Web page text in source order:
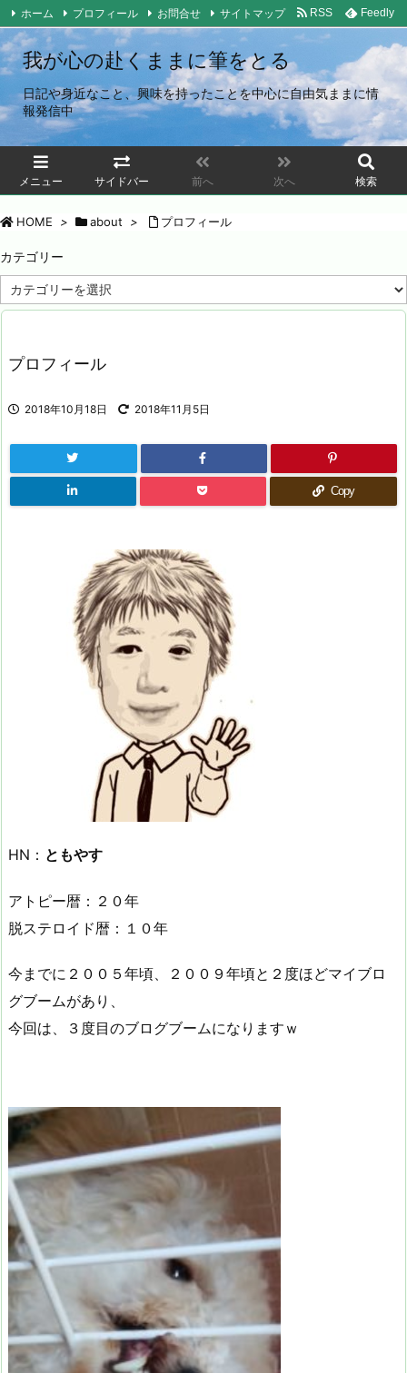
我が心の赴くままに筆をとる
日記や身近なこと、興味を持ったことを中心に自由気ままに情
報発信中
メニュー サイドバー 前へ 次へ 検索
ホーム プロフィール お問合せ サイトマップ RSS Feedly
HOME > about > プロフィール
カテゴリー
テ
ゴ
プロフィール
2018年10月18日 2018年11月5日
Copy
HN： ともやす
アトピー暦：２０年
脱ステロイド暦：１０年
今までに２００５年頃、２００９年頃と２度ほどマイブロ
グブームがあり、
今回は、３度目のブログブームになりますｗ